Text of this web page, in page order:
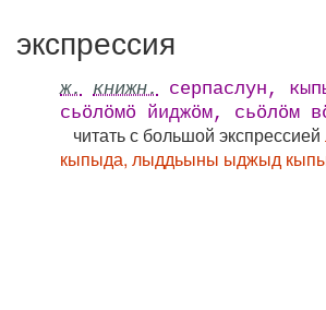
экспрессия
ж. книжн. серпаслун,
сьӧлӧмӧ йиджӧм, сьӧлӧм
читать с большой экспрессией
кыпыда, лыддьыны ыджыд